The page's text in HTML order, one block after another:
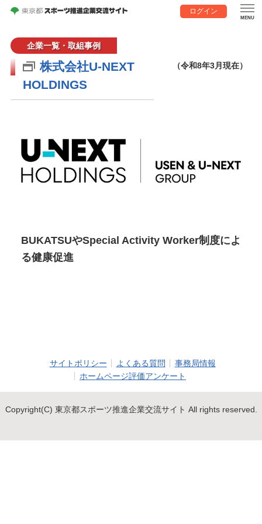
ログイン
企業一覧・取組事例
株式会社U-NEXT
HOLDINGS
（令和8年3月現在）
BUKATSUやSpecial Activity Worker制度によ
る健康促進
サイトポリシー よくある質問
事務局情報
ホームページ評価アンケート
Copyright(C) 東京都スポーツ推進企業交流サイト All rights reserved.